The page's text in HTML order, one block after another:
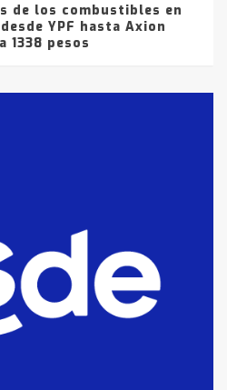
de los combustibles en
YPF hasta Axion
1338 pesos
por
de drogas en la
se vendió el edificio de
la planta Industrial del